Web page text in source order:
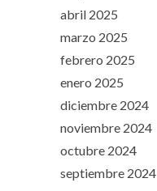
abril 2025
marzo 2025
febrero 2025
enero 2025
diciembre 2024
noviembre 2024
octubre 2024
septiembre 2024